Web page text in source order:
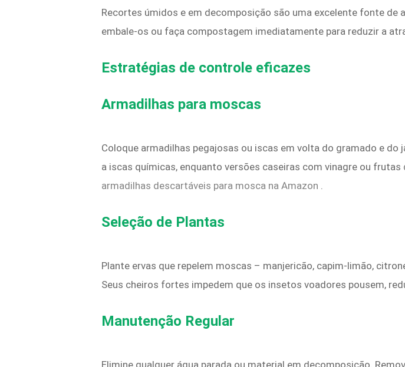
Recortes úmidos e em decomposição são uma excelente fonte
embale-os ou faça compostagem imediatamente para reduzir a
Estratégias de controle eficazes
Armadilhas para moscas
Coloque armadilhas pegajosas ou iscas em volta do gramado e
a iscas químicas, enquanto versões caseiras com vinagre ou
armadilhas descartáveis para mosca na Amazon .
Seleção de Plantas
Plante ervas que repelem moscas – manjericão, capim-limão,
Seus cheiros fortes impedem que os insetos voadores pousem,
Manutenção Regular
Elimine qualquer água parada ou material em decomposição.